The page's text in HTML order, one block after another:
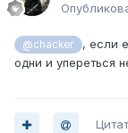
@chacker
, если
одни и упереться